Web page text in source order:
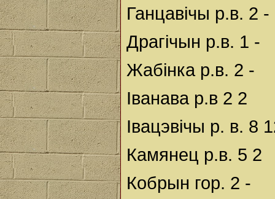
Ганцавічы р.в. 2 -
Драгічын р.в. 1 -
Жабінка р.в. 2 -
Іванава р.в 2 2
Івацэвічы р. в. 8
Камянец р.в. 5 2
Кобрын гор. 2 -